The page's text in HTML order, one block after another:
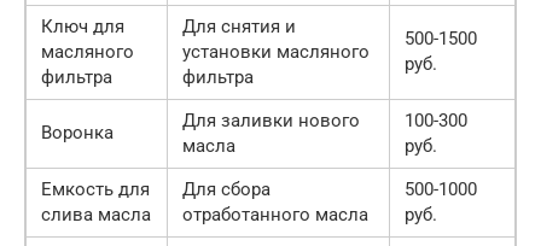
Ключ для
масляного
фильтра
Для снятия и
установки масляного
фильтра
500-1500
руб.
Воронка
Для заливки нового
масла
100-300
руб.
Емкость для
слива масла
Для сбора
отработанного масла
500-1000
руб.